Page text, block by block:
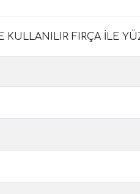
FIRÇA İLE